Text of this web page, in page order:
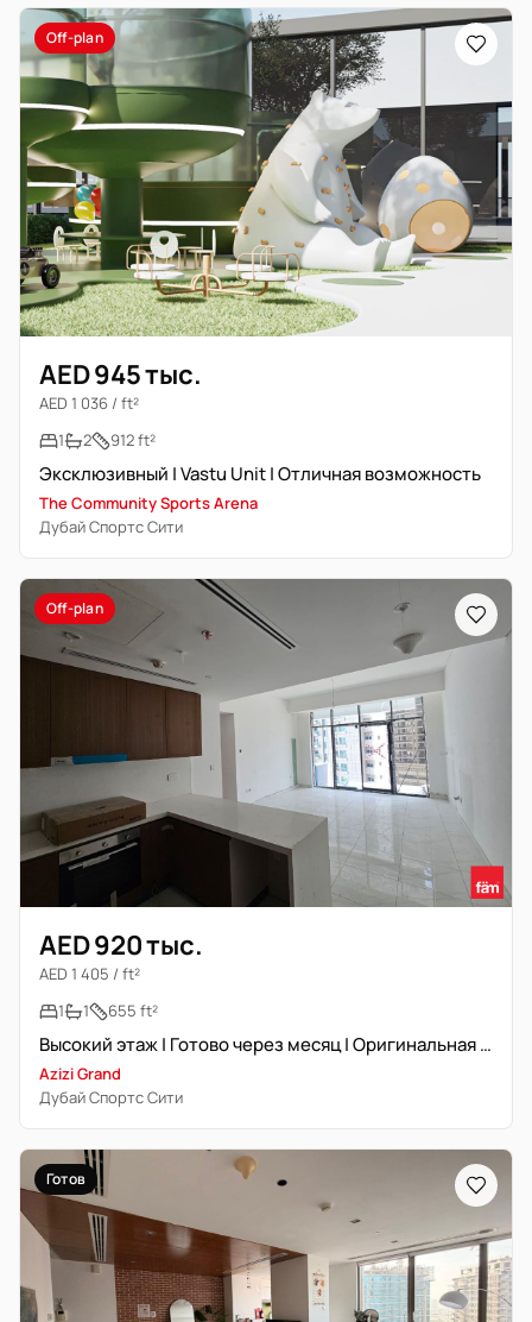
Off-plan
AED 945 тыс.
AED 1 036 / ft²
1
2 912 ft²
Эксклюзивный | Vastu Unit | Отличная возможность
The Community Sports Arena
Дубай Спортс Сити
Off-plan
AED 920 тыс.
AED 1 405 / ft²
1
1 655 ft²
Высокий этаж | Готово через месяц | Оригинальная цена
Azizi Grand
Дубай Спортс Сити
Готов